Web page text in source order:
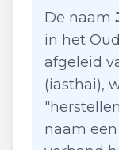
De naam
in het
afgeleid
(iasthai),
naam